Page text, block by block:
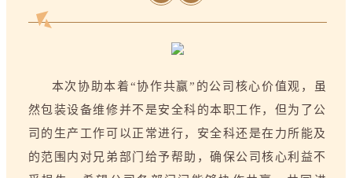
本次协助本着“协作共赢”的公司核心价值观，虽
然包装设备维修并不是安全科的本职工作，但为了公
司的生产工作可以正常进行，安全科还是在力所能及
的范围内对兄弟部门给予帮助，确保公司核心利益不